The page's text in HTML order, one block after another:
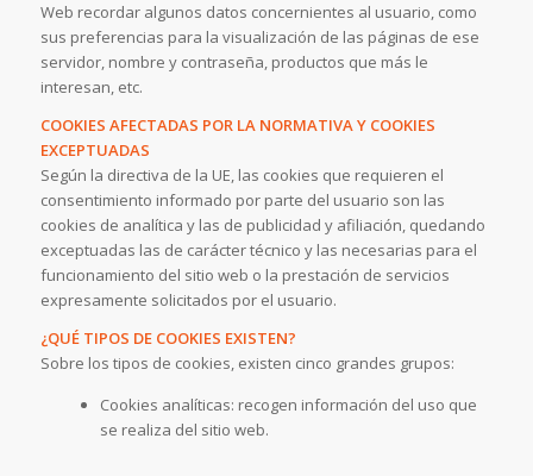
Web recordar algunos datos concernientes al usuario, como
sus preferencias para la visualización de las páginas de ese
servidor, nombre y contraseña, productos que más le
interesan, etc.
COOKIES AFECTADAS POR LA NORMATIVA Y COOKIES
EXCEPTUADAS
Según la directiva de la UE, las cookies que requieren el
consentimiento informado por parte del usuario son las
cookies de analítica y las de publicidad y afiliación, quedando
exceptuadas las de carácter técnico y las necesarias para el
funcionamiento del sitio web o la prestación de servicios
expresamente solicitados por el usuario.
¿QUÉ TIPOS DE COOKIES EXISTEN?
Sobre los tipos de cookies, existen cinco grandes grupos:
Cookies analíticas: recogen información del uso que
se realiza del sitio web.